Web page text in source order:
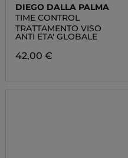
DIEGO DALLA PALMA
TIME CONTROL
TRATTAMENTO VISO
ANTI ETA' GLOBALE
42,00 €